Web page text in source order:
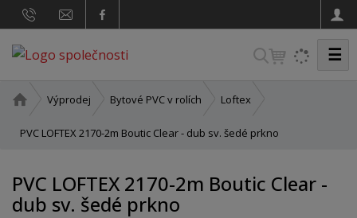
V
e
a
☰
o
í
s
Výprodej Bytové PVC v rolích Loftex
PVC LOFTEX 2170-2m Boutic Clear - dub sv. šedé prkno
PVC LOFTEX 2170-2m Boutic Clear -
dub sv. šedé prkno